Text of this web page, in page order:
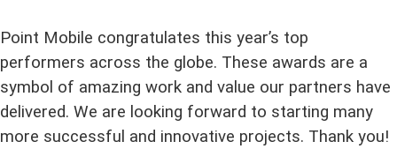
Point Mobile congratulates this year’s top
performers across the globe. These awards are a
symbol of amazing work and value our partners have
delivered. We are looking forward to starting many
more successful and innovative projects. Thank you!